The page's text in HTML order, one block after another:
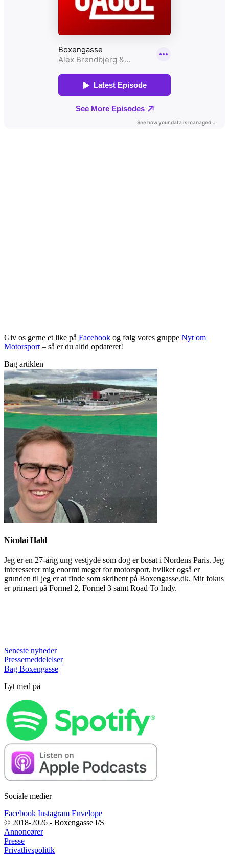
Giv os gerne et like på Facebook og følg vores gruppe Nyt om
Motorsport– så er du altid opdateret!
Bag artiklen
Nicolai Hald
Jeg er en 27-årig ung vestjyde som dog er bosat i Nordens Paris. Jeg
interesserer mig enormt meget for motorsport, hvilket også er
grunden til jeg er at finde som skribent på Boxengasse.dk. Mit fokus
er primært på Formel 2, Formel 3 samt Road To Indy.
Seneste nyheder
Pressemeddelelser
Bag Boxengasse
Lyt med på
Sociale medier
Facebook Instagram Envelope
© 2018-2026 - Boxengasse I/S
Annoncører
Presse
Privatlivspolitik